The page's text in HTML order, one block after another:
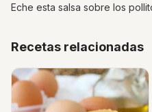
Eche esta salsa sobre los
Recetas relacionadas